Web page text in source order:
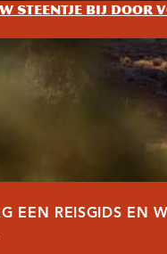
steentje bij door
EEN REISGIDS EN